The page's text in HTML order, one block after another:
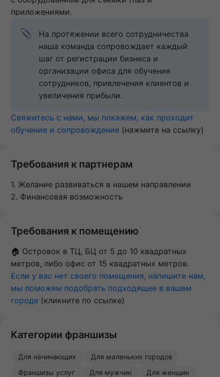
приложениями.
На протяжении всего сотрудничества
наша команда сопровождает каждый
шаг от регистрации бизнеса и
организации офиса для обучения
сотрудников, привлечения клиентов и
увеличения прибыли.
Свяжитесь с нами, мы покажем, как проходит
обучение и сопровождение (нажмите на ссылку)
Требования к партнерам
1. Желание развиваться в нашем направлении
2. Финансовая возможность
Требования к помещению
🏠 Островок в ТЦ, БЦ от 5 до 10 квадратных
метров, либо офис от 15 квадратных метров.
Если у вас нет своего помещения, напишите нам,
мы поможем подобрать подходящее в вашем
городе (кликните по ссылке)
Категории франшизы
Для начинающих
Для маленьких городов
Франшизы услуг
Для мужчин
Для женщин